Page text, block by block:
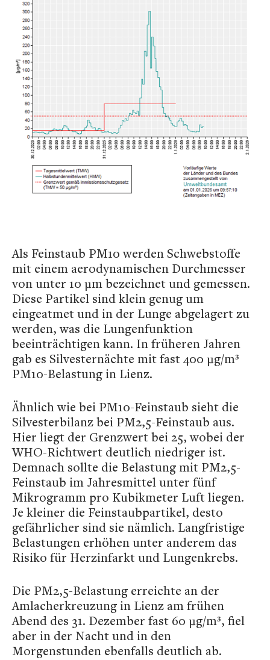
Als Feinstaub PM10 werden Schwebstoffe
mit einem aerodynamischen Durchmesser
von unter 10 μm bezeichnet und gemessen.
Diese Partikel sind klein genug um
eingeatmet und in der Lunge abgelagert zu
werden, was die Lungenfunktion
beeinträchtigen kann. In früheren Jahren
gab es Silvesternächte mit fast 400 µg/m³
PM10-Belastung in Lienz.
Ähnlich wie bei PM10-Feinstaub sieht die
Silvesterbilanz bei PM2,5-Feinstaub aus.
Hier liegt der Grenzwert bei 25, wobei der
WHO-Richtwert deutlich niedriger ist.
Demnach sollte die Belastung mit PM2,5-
Feinstaub im Jahresmittel unter fünf
Mikrogramm pro Kubikmeter Luft liegen.
Je kleiner die Feinstaubpartikel, desto
gefährlicher sind sie nämlich. Langfristige
Belastungen erhöhen unter anderem das
Risiko für Herzinfarkt und Lungenkrebs.
Die PM2,5-Belastung erreichte an der
Amlacherkreuzung in Lienz am frühen
Abend des 31. Dezember fast 60 µg/m³, fiel
aber in der Nacht und in den
Morgenstunden ebenfalls deutlich ab.